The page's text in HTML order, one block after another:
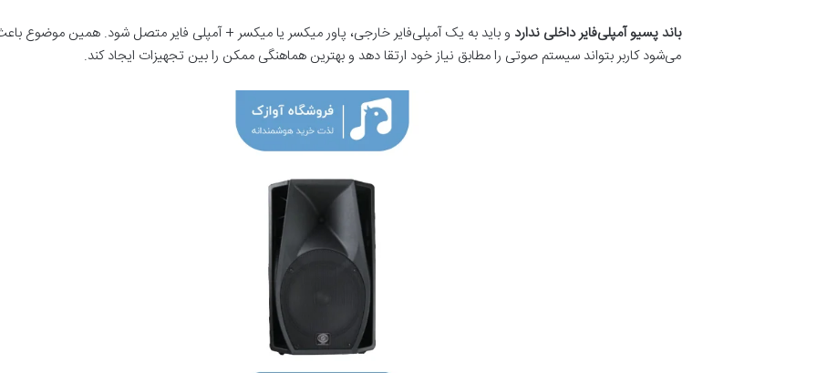
باند پسیو آمپلی‌فایر داخلی ندارد و باید به یک آمپلی‌فایر خارجی، پاور میکسر یا میکسر + آمپلی فایر متصل شود. همین موضوع
می‌شود کاربر بتواند سیستم صوتی را مطابق نیاز خود ارتقا دهد و بهترین هماهنگی ممکن را بین تجهیزات ایجاد کند.